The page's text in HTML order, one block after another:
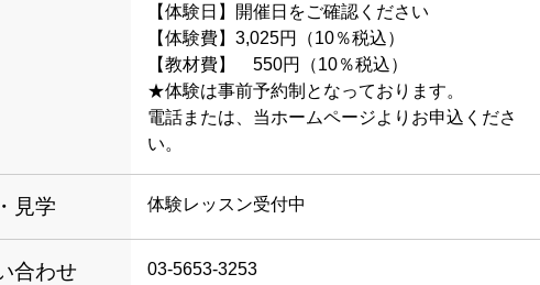
【体験日】開催日をご確認ください
【体験費】3,025円（10％税込）
【教材費】 550円（10％税込）
★体験は事前予約制となっております。
電話または、当ホームページよりお申込くださ
い。
見学 体験レッスン受付中
合わせ 03-5653-3253